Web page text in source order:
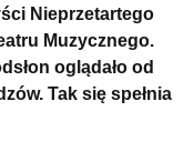
Nieprzetartego
Muzycznego.
oglądało od
Tak się spełnia